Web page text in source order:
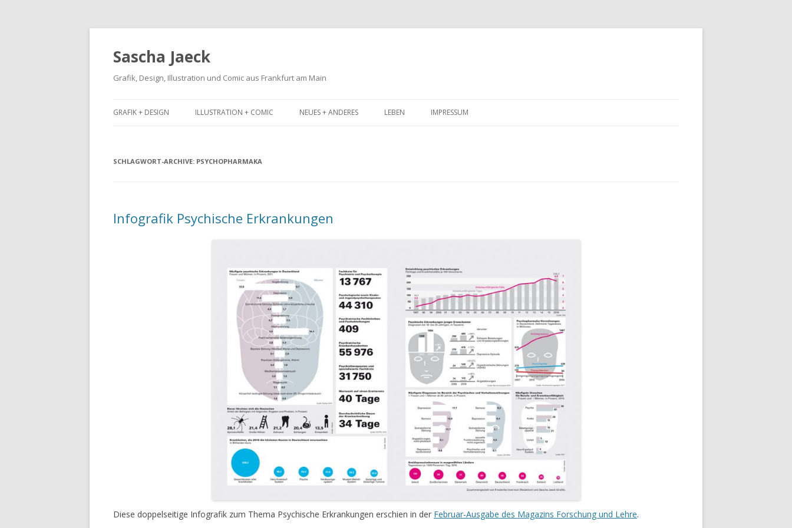
Sascha Jaeck
Grafik, Design, Illustration und Comic aus Frankfurt am Main
Inhalt
GRAFIK + DESIGN ILLUSTRATION + COMIC NEUES + ANDERES LEBEN IMPRESSUM
SCHLAGWORT-ARCHIVE: PSYCHOPHARMAKA
Infografik Psychische Erkrankungen
Diese doppelseitige Infografik zum Thema Psychische Erkrankungen erschien in der Februar-Ausgabe des Magazins Forschung und Lehre.